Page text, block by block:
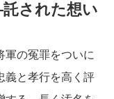
された想い
軍の冤罪をついに
義と孝行を高く評